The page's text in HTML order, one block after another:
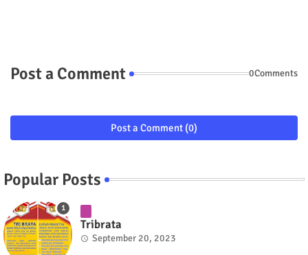
Post a Comment 0Comments
Post a Comment (0)
Popular Posts
Tribrata
September 20, 2023